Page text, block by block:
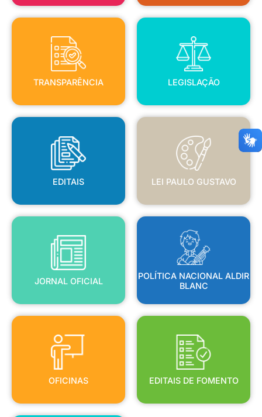
TRANSPARÊNCIA
TRANSPARÊNCIA
LEGISLAÇÃO
LEGISLAÇÃO
EDITAIS
EDITAIS
LEI PAULO GUSTAVO
LEI PAULO GUSTAVO
JORNAL OFICIAL
JORNAL OFICIAL
POLÍTICA NACIONAL ALDIR
BLANC
POLÍTICA NACIONAL ALDIR
BLANC
OFICINAS
OFICINAS
EDITAIS DE FOMENTO
EDITAIS DE FOMENTO